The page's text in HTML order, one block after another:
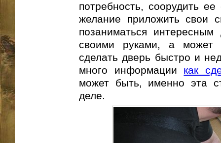
потребность, соорудить
желание приложить свои
позаниматься
своими руками, а может
сделать дверь быстро и
много информации как
может быть, именно эта
деле.